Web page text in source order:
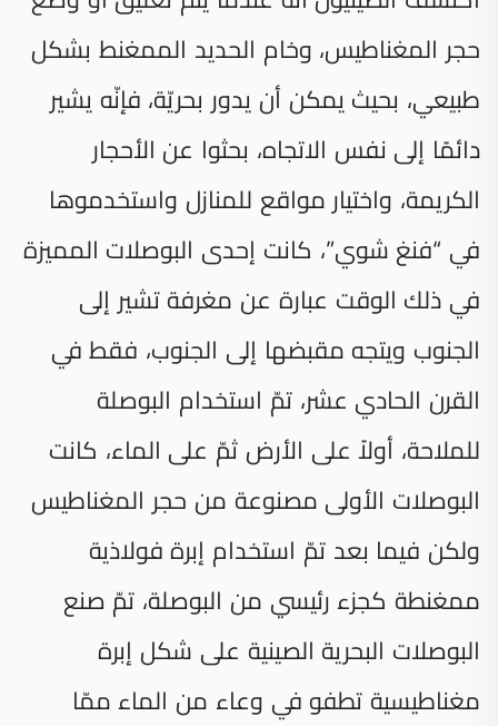
حجر المغناطيس، وخام الحديد الممغنط بشكل
طبيعي، بحيث يمكن أن يدور بحريّة، فإنّه يشير
دائمًا إلى نفس الاتجاه، بحثوا عن الأحجار
الكريمة، واختيار مواقع للمنازل واستخدموها
في “فنغ شوي”، كانت إحدى البوصلات المميزة
في ذلك الوقت عبارة عن مغرفة تشير إلى
الجنوب ويتجه مقبضها إلى الجنوب، فقط في
القرن الحادي عشر، تمّ استخدام البوصلة
للملاحة، أولاً على الأرض ثمّ على الماء، كانت
البوصلات الأولى مصنوعة من حجر المغناطيس
ولكن فيما بعد تمّ استخدام إبرة فولاذية
ممغنطة كجزء رئيسي من البوصلة، تمّ صنع
البوصلات البحرية الصينية على شكل إبرة
مغناطيسية تطفو في وعاء من الماء ممّا